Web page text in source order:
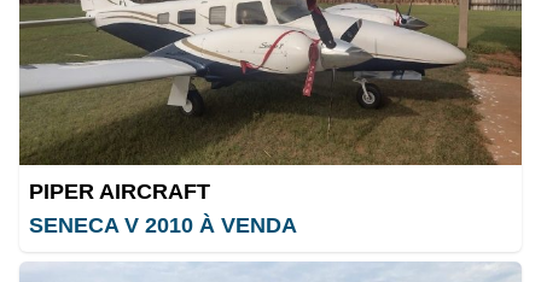
PIPER AIRCRAFT
SENECA V 2010 À VENDA